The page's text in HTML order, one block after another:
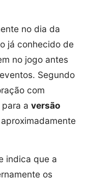
no dia da
já conhecido de
no jogo antes
Segundo
com
a versão
indica que a
os